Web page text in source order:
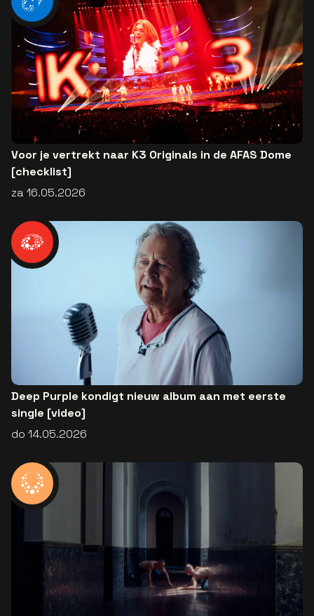
Voor je vertrekt naar K3 Originals in de AFAS Dome
[checklist]
za 16.05.2026
Deep Purple kondigt nieuw album aan met eerste
single [video]
do 14.05.2026